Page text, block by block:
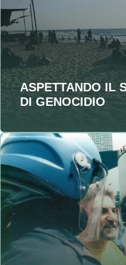
ASPETTANDO IL
DI GENOCIDIO